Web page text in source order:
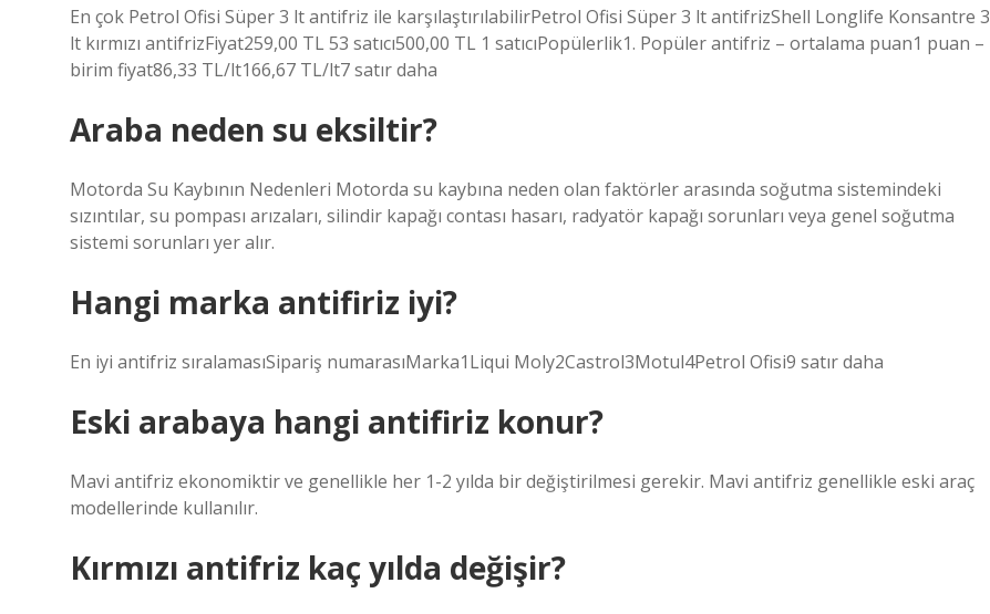
En çok Petrol Ofisi Süper 3 lt antifriz ile karşılaştırılabilirPetrol Ofisi Süper 3 lt antifrizShell Longlife Konsantre 3
lt kırmızı antifrizFiyat259,00 TL 53 satıcı500,00 TL 1 satıcıPopülerlik1. Popüler antifriz – ortalama puan1 puan –
birim fiyat86,33 TL/lt166,67 TL/lt7 satır daha
Araba neden su eksiltir?
Motorda Su Kaybının Nedenleri Motorda su kaybına neden olan faktörler arasında soğutma sistemindeki
sızıntılar, su pompası arızaları, silindir kapağı contası hasarı, radyatör kapağı sorunları veya genel soğutma
sistemi sorunları yer alır.
Hangi marka antifiriz iyi?
En iyi antifriz sıralamasıSipariş numarasıMarka1Liqui Moly2Castrol3Motul4Petrol Ofisi9 satır daha
Eski arabaya hangi antifiriz konur?
Mavi antifriz ekonomiktir ve genellikle her 1-2 yılda bir değiştirilmesi gerekir. Mavi antifriz genellikle eski araç
modellerinde kullanılır.
Kırmızı antifriz kaç yılda değişir?